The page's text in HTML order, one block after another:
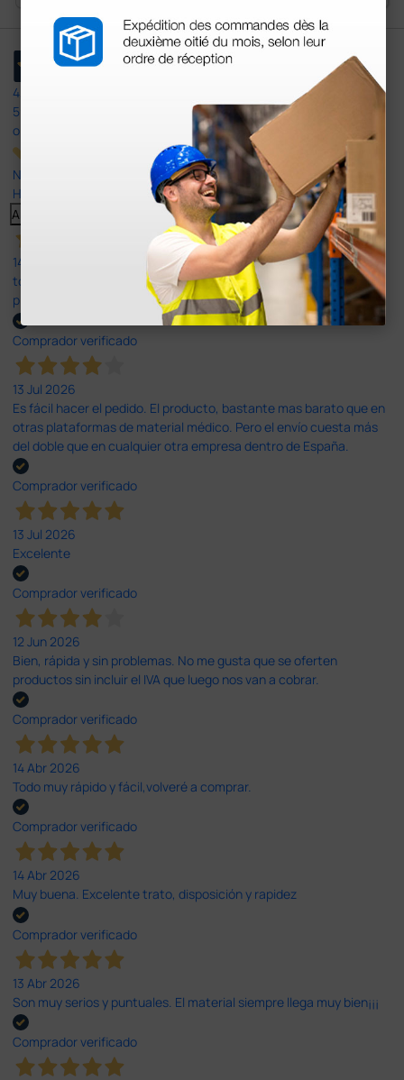
4,4
597
opiniones
Nuestras reseñas de 4 y 5 estrellas.
Haga clic aquí para leerlos todos >
Anterior
14 Jul 2026
todo correcto. podria señalar que un poco caro los portes y el
plazo de entrega se alarga.
Comprador verificado
13 Jul 2026
Es fácil hacer el pedido. El producto, bastante mas barato que en
otras plataformas de material médico. Pero el envío cuesta más
del doble que en cualquier otra empresa dentro de España.
Comprador verificado
13 Jul 2026
Excelente
Comprador verificado
12 Jun 2026
Bien, rápida y sin problemas. No me gusta que se oferten
productos sin incluir el IVA que luego nos van a cobrar.
Comprador verificado
14 Abr 2026
Todo muy rápido y fácil,volveré a comprar.
Comprador verificado
14 Abr 2026
Muy buena. Excelente trato, disposición y rapidez
Comprador verificado
13 Abr 2026
Son muy serios y puntuales. El material siempre llega muy bien¡¡¡
Comprador verificado